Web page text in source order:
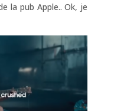
la pub Apple.. Ok, je